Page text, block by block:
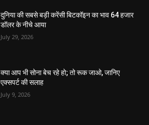
दुनिया की सबसे बड़ी करेंसी बिटकॉइन का भाव 64 हजार
डॉलर के नीचे आया
July 29, 2026
क्या आप भी सोना बेच रहे हो; तो रूक जाओ, जानिए
एक्सपर्ट की सलाह
July 9, 2026